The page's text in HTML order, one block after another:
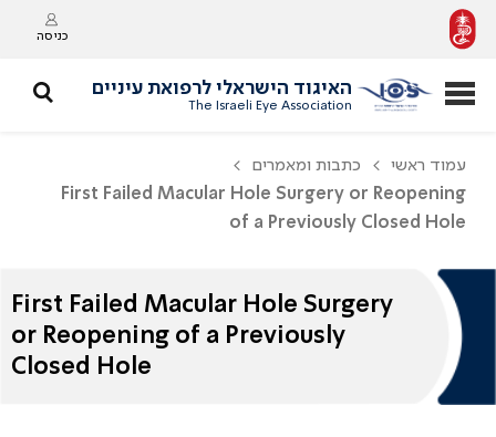
כניסה
האיגוד הישראלי לרפואת עיניים
The Israeli Eye Association
עמוד ראשי
כתבות ומאמרים
First Failed Macular Hole Surgery or Reopening
of a Previously Closed Hole
First Failed Macular Hole Surgery
or Reopening of a Previously
Closed Hole